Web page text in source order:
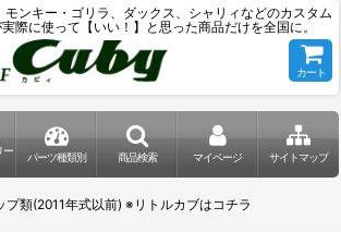
モンキー・ゴリラ、ダックス、シャリィなどのカスタム
際に使って【いい！】と思った商品だけを全国に。
カート
ー
パーツ種類別 商品検索 マイページ サイトマップ
プ類(2011年式以前) ※リトルカブはコチラ